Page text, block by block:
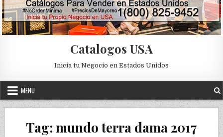
Catalogos USA
Inicia tu Negocio en Estados Unidos
MENU
Tag: mundo terra dama 2017